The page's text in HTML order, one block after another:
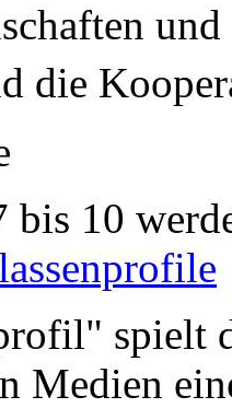
die
bis 10
spielt
Medien